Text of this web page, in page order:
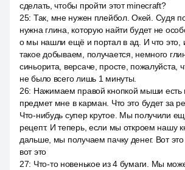
сделать, чтобы пройти этот minecraft?
25: Так, мне нужен плейбол. Окей. Судя
нужна глина, которую найти будет не
o мы нашли ещё и портал в ад. И что это,
такое добываем, получается, немного
синьорита, версаче, просте, пожалуйста,
не было всего лишь 1 минуты.
26: Нажимаем правой кнопкой мыши есть
предмет мне в карман. Что это будет за
Что-нибудь супер крутое. Мы получили
рецепт. И теперь, если мы откроем нашу
дальше, мы получаем пачку денег. Вот это
вот это
27: Что-то новенькое из 4 бумаги. Мы